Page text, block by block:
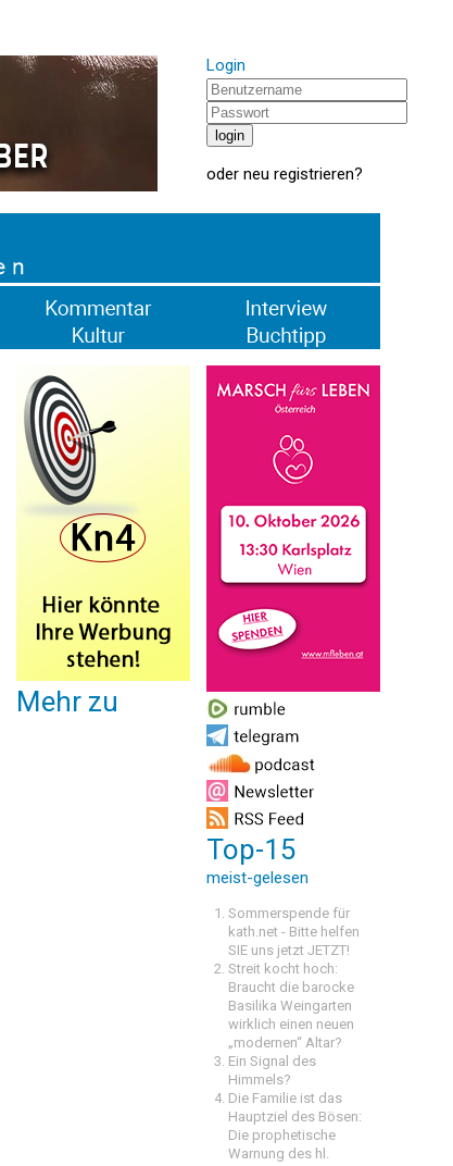
Login
oder neu registrieren?
Mehr zu
Top-15
meist-gelesen
Sommerspende für
kath.net - Bitte helfen
SIE uns jetzt JETZT!
Streit kocht hoch:
Braucht die barocke
Basilika Weingarten
wirklich einen neuen
„modernen“ Altar?
Ein Signal des
Himmels?
Die Familie ist das
Hauptziel des Bösen:
Die prophetische
Warnung des hl.